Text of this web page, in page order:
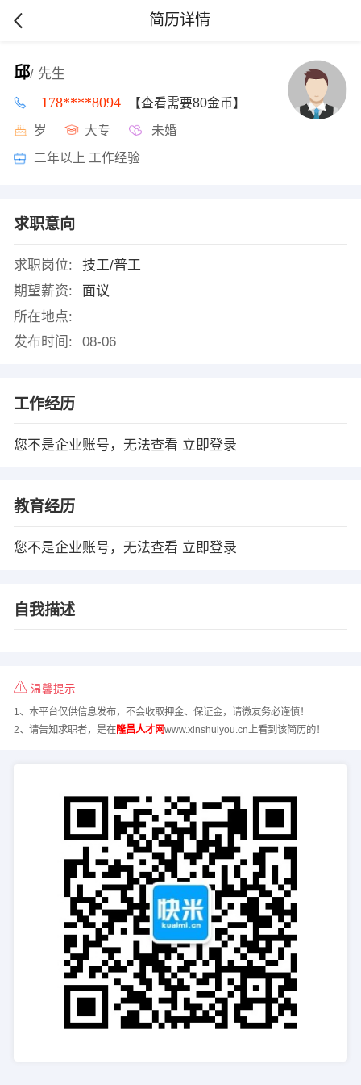
简历详情
邱/ 先生
178****8094 【查看需要80金币】
岁 大专 未婚
二年以上 工作经验
求职意向
求职岗位:
技工/普工
期望薪资:
面议
所在地点:
发布时间:
08-06
工作经历
您不是企业账号，无法查看 立即登录
教育经历
您不是企业账号，无法查看 立即登录
自我描述
温馨提示
1、本平台仅供信息发布，不会收取押金、保证金，请微友务必谨慎！
2、请告知求职者，是在隆昌人才网www.xinshuiyou.cn上看到该简历的！